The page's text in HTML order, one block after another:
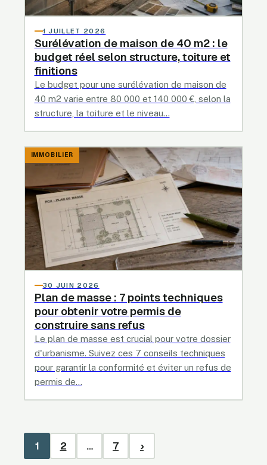
Surélévation de maison de 40 m2 : le
budget réel selon structure, toiture et
finitions
1 JUILLET 2026
Le budget pour une surélévation de maison de
40 m2 varie entre 80 000 et 140 000 €, selon la
structure, la toiture et le niveau…
IMMOBILIER
Plan de masse : 7 points techniques
pour obtenir votre permis de
construire sans refus
30 JUIN 2026
Le plan de masse est crucial pour votre dossier
d'urbanisme. Suivez ces 7 conseils techniques
pour garantir la conformité et éviter un refus de
permis de…
1 2 … 7 ›